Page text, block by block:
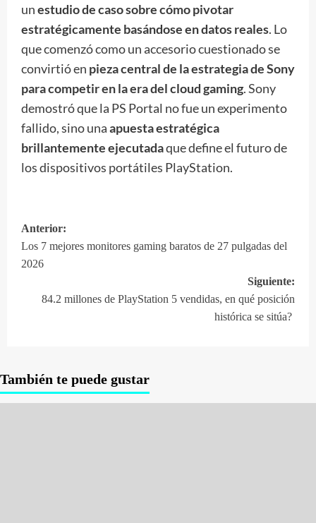
unestudio de caso sobre cómo pivotar
estratégicamente basándose en datos reales. Lo
que comenzó como un accesorio cuestionado se
convirtió en pieza central de la estrategia de Sony
para competir en la era del cloud gaming. Sony
demostró que la PS Portal no fue un experimento
fallido, sino unaapuesta estratégica
brillantemente ejecutadaque define el futuro de
los dispositivos portátiles PlayStation.
Navegación
de
Anterior:
Los 7 mejores monitores gaming baratos de 27 pulgadas del
2026
Siguiente:
84.2 millones de PlayStation 5 vendidas, en qué posición
histórica se sitúa?
También te puede gustar